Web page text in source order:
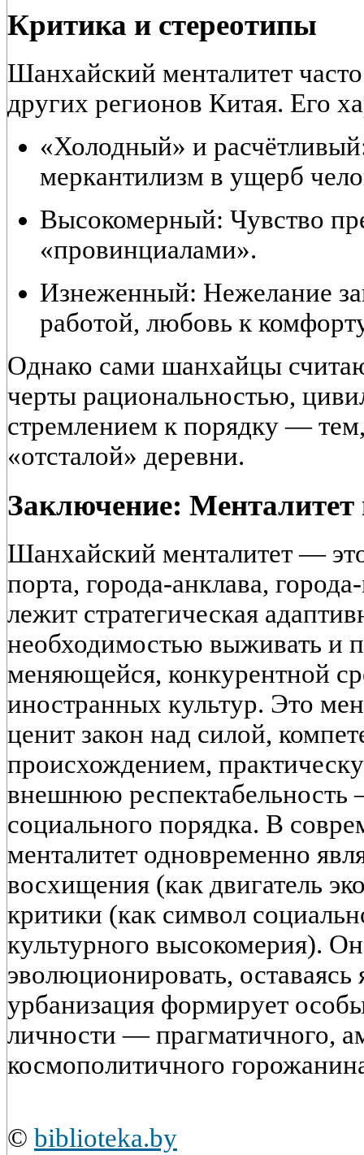
Критика и стереотипы
Шанхайский менталитет
других регионов Китая. Его
«Холодный» и
меркантилизм в ущерб
Высокомерный: Чувство
«провинциалами».
Изнеженный: Нежелание
работой, любовь к
Однако сами шанхайцы
черты рациональностью,
стремлением к порядку— тем,
«отсталой» деревни.
Заключение:
Шанхайский менталитет —
порта, города-анклава,
лежит стратегическая
необходимостью выживать и
меняющейся, конкурентной
иностранных культур. Это
ценит закон над силой,
происхождением,
внешнюю респектабельность
социального порядка. В
менталитет одновременно
восхищения (как двигатель
критики (как символ
культурного высокомерия).
эволюционировать,
урбанизация формирует
личности — прагматичного,
космополитичного
© biblioteka.by